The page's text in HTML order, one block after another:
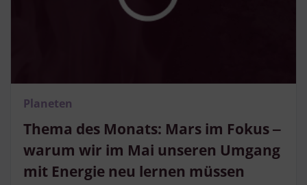
Thema des Monats: Mars im Fokus ‒
warum wir im Mai unseren Umgang
mit Energie neu lernen müssen
Planeten